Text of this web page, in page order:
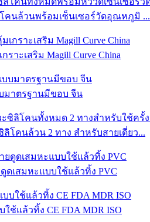
คนล้วนพร้อมเซ็นเซอร์วัดอุณหภูมิ ...
าะเสริม Magill Curve China
มาตรฐานมีขอบ จีน
โคนล้วน 2 ทาง สำหรับสายเดี่ยว...
ดเสมหะแบบใช้แล้วทิ้ง PVC
ใช้แล้วทิ้ง CE FDA MDR ISO